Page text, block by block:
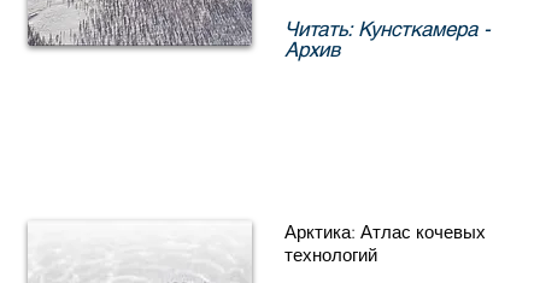
Читать: Кунсткамера -
Архив
Арктика: Атлас кочевых
технологий